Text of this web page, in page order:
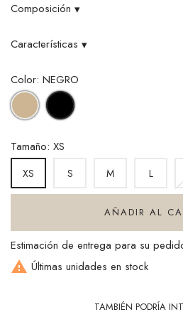
Composición ▾
Características ▾
Color: NEGRO
BEIGE NEGRO
Tamaño: XS
XS S M L
AÑADIR AL
Estimación de entrega para su
 Últimas unidades en stock
TAMBIÉN PODRÍA